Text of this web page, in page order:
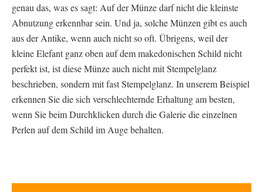
genau das, was es sagt: Auf der Münze darf nicht die kleinste
Abnutzung erkennbar sein. Und ja, solche Münzen gibt es auch
aus der Antike, wenn auch nicht so oft. Übrigens, weil der
kleine Elefant ganz oben auf dem makedonischen Schild nicht
perfekt ist, ist diese Münze auch nicht mit Stempelglanz
beschrieben, sondern mit fast Stempelglanz. In unserem Beispiel
erkennen Sie die sich verschlechternde Erhaltung am besten,
wenn Sie beim Durchklicken durch die Galerie die einzelnen
Perlen auf dem Schild im Auge behalten.